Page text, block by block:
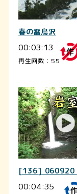
春の雷鳥沢
00:03:13
再生回数：55
[136] 060920
00:04:35